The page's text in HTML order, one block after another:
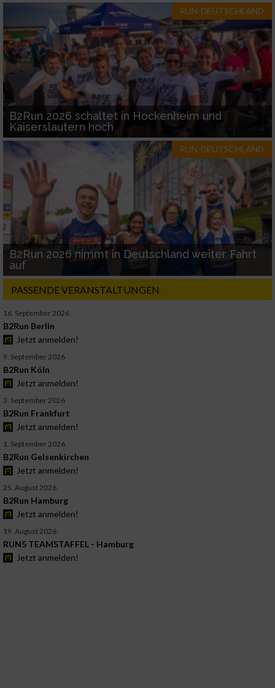
RUN-DEUTSCHLAND
B2Run 2026 schaltet in Hockenheim und
Kaiserslautern hoch
RUN-DEUTSCHLAND
B2Run 2026 nimmt in Deutschland weiter Fahrt
auf
PASSENDE VERANSTALTUNGEN
16. September 2026
B2Run Berlin
Jetzt anmelden!
9. September 2026
B2Run Köln
Jetzt anmelden!
3. September 2026
B2Run Frankfurt
Jetzt anmelden!
1. September 2026
B2Run Gelsenkirchen
Jetzt anmelden!
25. August 2026
B2Run Hamburg
Jetzt anmelden!
19. August 2026
RUN5 TEAMSTAFFEL - Hamburg
Jetzt anmelden!